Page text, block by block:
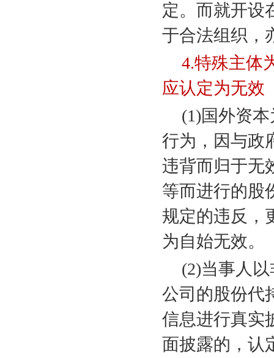
定。而就开设
于合法组织，
4.特殊主体
应认定为无效
(1)国外资
行为，因与政
违背而归于无
等而进行的股
规定的违反，
为自始无效。
(2)当事人
公司的股份代
信息进行真实
面披露的，认